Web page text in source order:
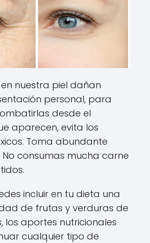
nuestra piel dañan
personal, para
desde el
aparecen, evita los
Toma abundante
consumas mucha carne
incluir en tu dieta una
de frutas y verduras de
los aportes nutricionales
cualquier tipo de